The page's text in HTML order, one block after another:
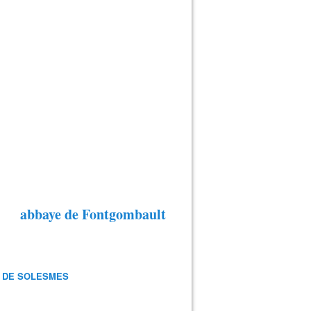
abbaye de Fontgombault
SOLESMES